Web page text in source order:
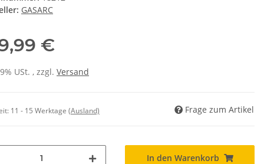
GASARC
€
USt. , zzgl. Versand
11 - 15 Werktage (Ausland) Frage zum Artikel
In den Warenkorb